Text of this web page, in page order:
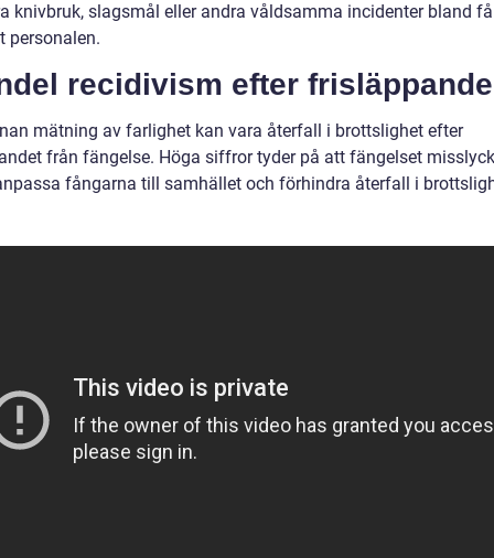
knivbruk, slagsmål eller andra våldsamma incidenter bland
personalen.
recidivism efter frisläppande
mätning av farlighet kan vara återfall i brottslighet efter
från fängelse. Höga siffror tyder på att fängelset
fångarna till samhället och förhindra återfall i